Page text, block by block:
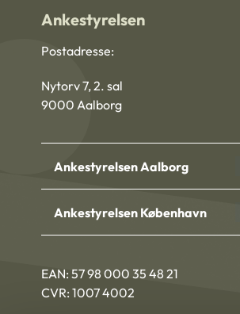
Ankestyrelsen
Postadresse:
Nytorv 7, 2. sal
9000 Aalborg
Ankestyrelsen Aalborg
Ankestyrelsen København
EAN: 57 98 000 35 48 21
CVR: 1007 4002